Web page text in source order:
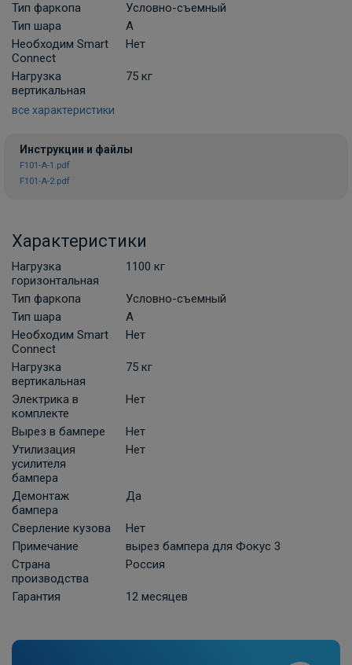
Комплект универсальной
(Россия)
В НАЛИЧИИ
700 ₽
В корзину
Комплект универсальной электрики
ПОД ЗАКАЗ ОТ 10 ДНЕЙ
КонцептАвто с блоком согласования
ПОД ЗАКАЗ ОТ 10 ДНЕЙ
11 740 ₽
Штатная электрика фаркопа Hak-
Тип фаркопа
Условно-съемный
Тип шара
A
Необходим Smart
Connect
Нет
Нагрузка
вертикальная
75 кг
все характеристики
Инструкции и файлы
F101-A-1.pdf
F101-A-2.pdf
Характеристики
Нагрузка
горизонтальная
1100 кг
Тип фаркопа
Условно-съемный
Тип шара
A
Необходим Smart
Connect
Нет
Нагрузка
вертикальная
75 кг
Электрика в
комплекте
Нет
Вырез в бампере
Нет
Утилизация
усилителя
бампера
Нет
Демонтаж
бампера
Да
Сверление кузова
Нет
Примечание
вырез бампера для Фокус 3
Страна
производства
Россия
Гарантия 12 месяцев